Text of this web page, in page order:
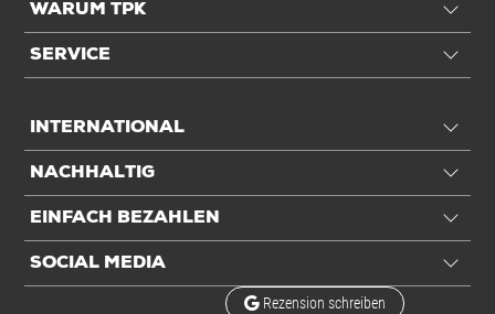
WARUM TPK
SERVICE
INTERNATIONAL
NACHHALTIG
EINFACH BEZAHLEN
SOCIAL MEDIA
Rezension schreiben